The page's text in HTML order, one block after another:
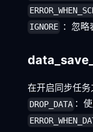
IGNORE ：忽略
在开启同步任
DROP_DATA ：